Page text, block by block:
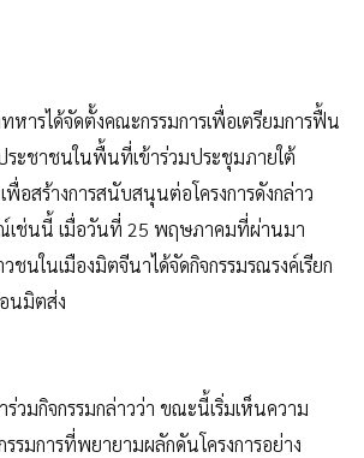
หารได้จัดตั้งคณะกรรมการเพื่อเตรียมการฟื้น
ระชาชนในพื้นที่เข้าร่วมประชุมภายใต้
อสร้างการสนับสนุนต่อโครงการดังกล่าว
เช่นนี้ เมื่อวันที่ 25 พฤษภาคมที่ผ่านมา
ชนในเมืองมิตจีนาได้จัดกิจกรรมรณรงค์เรียก
อนมิตส่ง
วมกิจกรรมกล่าวว่า ขณะนี้เริ่มเห็นความ
รมการที่พยายามผลักดันโครงการอย่าง